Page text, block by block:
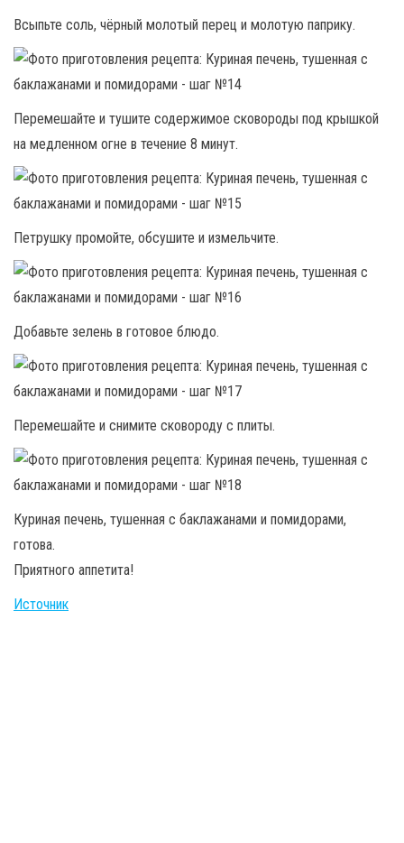
Всыпьте соль, чёрный молотый перец и молотую паприку.
Перемешайте и тушите содержимое сковороды под крышкой
на медленном огне в течение 8 минут.
Петрушку промойте, обсушите и измельчите.
Добавьте зелень в готовое блюдо.
Перемешайте и снимите сковороду с плиты.
Куриная печень, тушенная с баклажанами и помидорами,
готова.
Приятного аппетита!
Источник